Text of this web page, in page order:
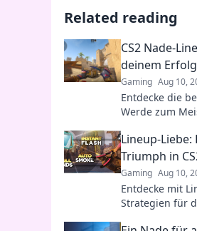
Related reading
CS2 Nade-
deinem Erfolg
Gaming Aug 10,
Entdecke die
Werde zum
Lineup-
Triumph in
Gaming Aug 10,
Entdecke mit
Strategien für